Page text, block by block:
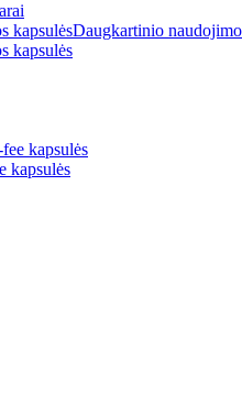
Daugkartinio
kapsulės